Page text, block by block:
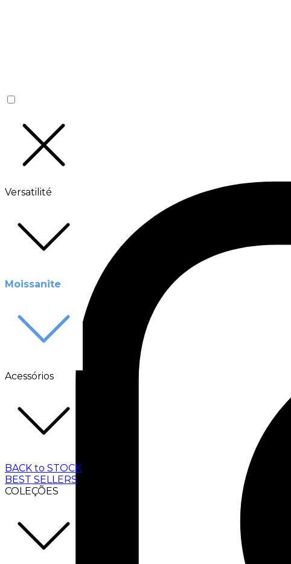
Versatilité
Moissanite
Acessórios
BACK to STOCK
BEST SELLERS
COLEÇÕES